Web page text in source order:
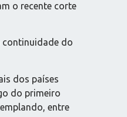
o recente corte
continuidade do
dos países
do primeiro
entre